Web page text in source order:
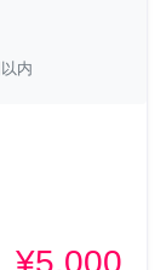
内
¥5,000